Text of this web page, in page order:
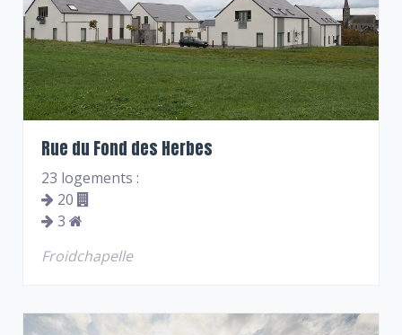
Rue du Fond des Herbes
23 logements :
20
3
Froidchapelle